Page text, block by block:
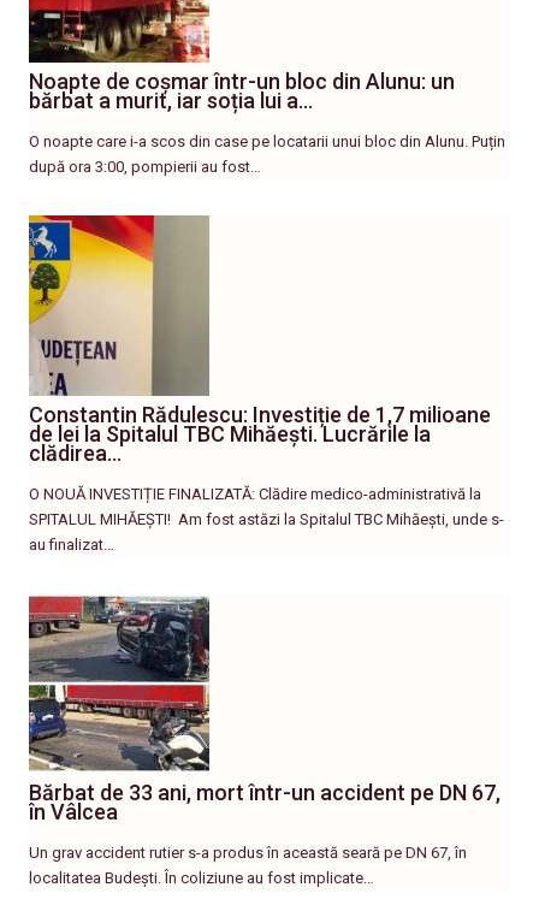
Noapte de coșmar într-un bloc din Alunu: un
bărbat a murit, iar soția lui a…
O noapte care i-a scos din case pe locatarii unui bloc din Alunu. Puțin
după ora 3:00, pompierii au fost…
Constantin Rădulescu: Investiție de 1,7 milioane
de lei la Spitalul TBC Mihăești. Lucrările la
clădirea…
O NOUĂ INVESTIȚIE FINALIZATĂ: Clădire medico-administrativă la
SPITALUL MIHĂEȘTI! ​ Am fost astăzi la Spitalul TBC Mihăești, unde s-
au finalizat…
Bărbat de 33 ani, mort într-un accident pe DN 67,
în Vâlcea
Un grav accident rutier s-a produs în această seară pe DN 67, în
localitatea Budești. În coliziune au fost implicate…